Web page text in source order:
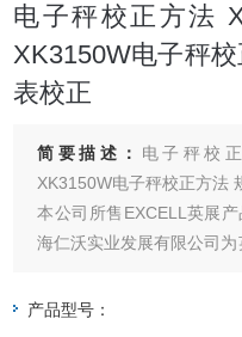
电子秤校正方法
XK3150W电子秤
表校正
简要描述： 电子秤校
XK3150W电子秤校正方法
本公司所售EXCELL英展
海仁沃实业发展有限公司
供各类电子天平，电子台
产品型号：